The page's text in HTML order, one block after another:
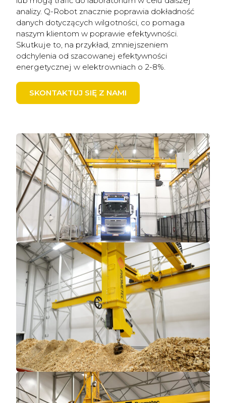
analizy. Q-Robot znacznie poprawia dokładność
danych dotyczących wilgotności, co pomaga
naszym klientom w poprawie efektywności.
Skutkuje to, na przykład, zmniejszeniem
odchylenia od szacowanej efektywności
energetycznej w elektrowniach o 2-8%.
SKONTAKTUJ SIĘ Z NAMI